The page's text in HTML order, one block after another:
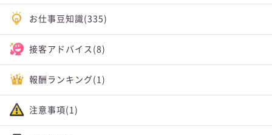
お仕事豆知識(335)
接客アドバイス (8)
報酬ランキング (1)
注意事項(1)